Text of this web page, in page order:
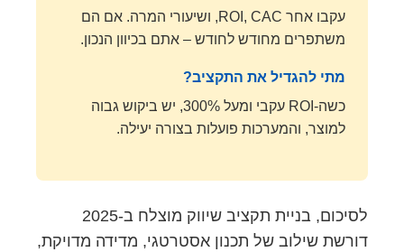
עקבו אחר ROI, CAC, ושיעורי המרה. אם הם
משתפרים מחודש לחודש – אתם בכיוון הנכון.
מתי להגדיל את התקציב?
כשה-ROI עקבי ומעל 300%, יש ביקוש גבוה
למוצר, והמערכות פועלות בצורה יעילה.
לסיכום, בניית תקציב שיווק מוצלח ב-2025
דורשת שילוב של תכנון אסטרטגי, מדידה מדויקת,